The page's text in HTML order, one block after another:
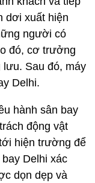
dơi xuất hiện
người có
đó, cơ trưởng
lưu. Sau đó, máy
Delhi.
hành sân bay
động vật
hiện trường để
Delhi xác
dọn dẹp và